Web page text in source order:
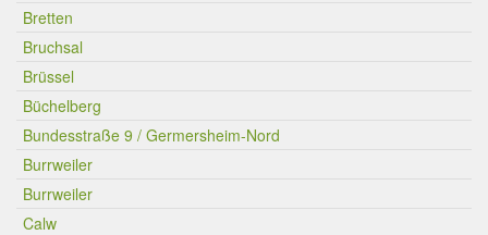
Bretten
Bruchsal
Brüssel
Büchelberg
Bundesstraße 9 / Germersheim-Nord
Burrweiler
Burrweiler
Calw